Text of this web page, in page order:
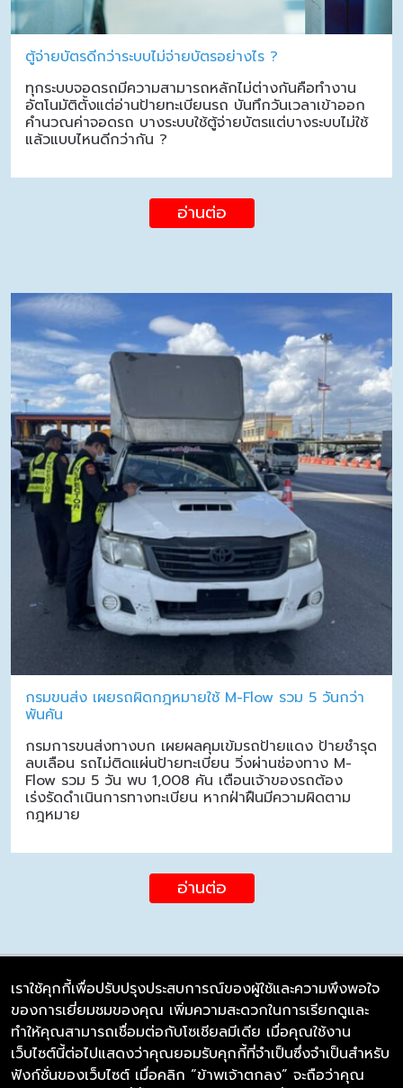
ตู้จ่ายบัตรดีกว่าระบบไม่จ่ายบัตรอย่างไร ?
ทุกระบบจอดรถมีความสามารถหลักไม่ต่างกันคือทำงาน
อัตโนมัติตั้งแต่อ่านป้ายทะเบียนรถ บันทึกวันเวลาเข้าออก
คำนวณค่าจอดรถ บางระบบใช้ตู้จ่ายบัตรแต่บางระบบไม่ใช้
แล้วแบบไหนดีกว่ากัน ?
อ่านต่อ
กรมขนส่ง เผยรถผิดกฎหมายใช้ M-Flow รวม 5 วันกว่า
พันคัน
กรมการขนส่งทางบก เผยผลคุมเข้มรถป้ายแดง ป้ายชำรุด
ลบเลือน รถไม่ติดแผ่นป้ายทะเบียน วิ่งผ่านช่องทาง M-
Flow รวม 5 วัน พบ 1,008 คัน เตือนเจ้าของรถต้อง
เร่งรัดดำเนินการทางทะเบียน หากฝ่าฝืนมีความผิดตาม
กฎหมาย
อ่านต่อ
บริษัท ซิมลิงค์ จำกัด
98/226 Bangrakyai-Baanmai Road,
Bangyai, Nonthaburi 11140
เราใช้คุกกี้เพื่อปรับปรุงประสบการณ์ของผู้ใช้และความพึงพอใจ
ของการเยี่ยมชมของคุณ เพิ่มความสะดวกในการเรียกดูและ
ทำให้คุณสามารถเชื่อมต่อกับโซเชียลมีเดีย เมื่อคุณใช้งาน
เว็บไซต์นี้ต่อไปแสดงว่าคุณยอมรับคุกกี้ที่จำเป็นซึ่งจำเป็นสำหรับ
ฟังก์ชั่นของเว็บไซต์ เมื่อคลิก “ข้าพเจ้าตกลง” จะถือว่าคุณ